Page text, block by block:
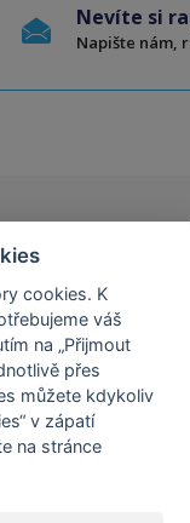
Nevíte si
Napište nám,
na
Skladem
přes 50 000
zásob pro okamžitý
cookies. K
váš
na „Přijmout
přes
můžete kdykoliv
v zápatí
na stránce